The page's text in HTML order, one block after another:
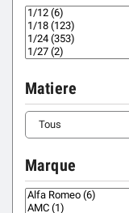
Matiere
Marque